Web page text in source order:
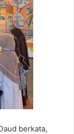
berkata,